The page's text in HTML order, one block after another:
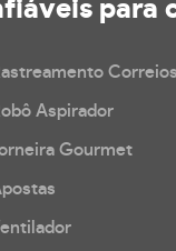
para
Correios
Aspirador
Gourmet